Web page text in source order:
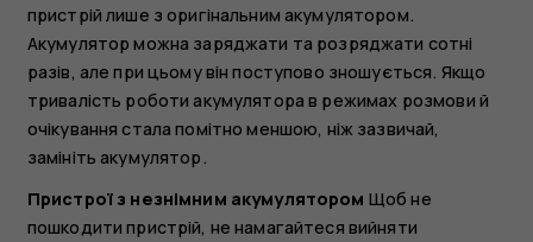
пристрій лише з оригінальним акумулятором.
Акумулятор можна заряджати та розряджати сотні
разів, але при цьому він поступово зношується. Якщо
тривалість роботи акумулятора в режимах розмови й
очікування стала помітно меншою, ніж зазвичай,
замініть акумулятор.
Пристрої з незнімним акумулятором Щоб не
пошкодити пристрій, не намагайтеся вийняти